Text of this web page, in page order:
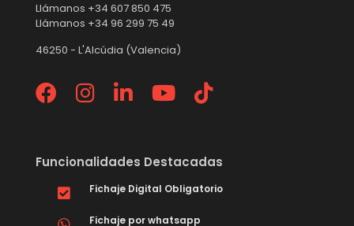
Llámanos +34 607 850 475
Llámanos +34 96 299 75 49
46250 - L'Alcúdia (Valencia)
Funcionalidades Destacadas
Fichaje Digital Obligatorio
Fichaje por whatsapp